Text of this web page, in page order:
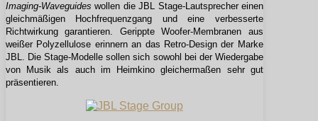
Imaging-Waveguides wollen die JBL Stage-Lautsprecher einen
gleichmäßigen Hochfrequenzgang und eine verbesserte
Richtwirkung garantieren. Gerippte Woofer-Membranen aus
weißer Polyzellulose erinnern an das Retro-Design der Marke
JBL. Die Stage-Modelle sollen sich sowohl bei der Wiedergabe
von Musik als auch im Heimkino gleichermaßen sehr gut
präsentieren.